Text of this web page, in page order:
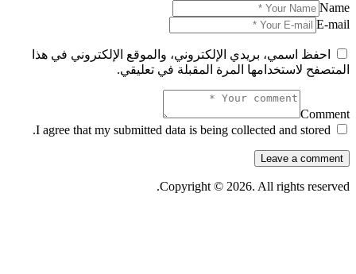
Name
E-mail
احفظ اسمي، بريدي الإلكتروني، والموقع الإلكتروني في هذا
المتصفح لاستخدامها المرة المقبلة في تعليقي.
Comment
I agree that my submitted data is being collected and stored.
Copyright © 2026. All rights reserved.